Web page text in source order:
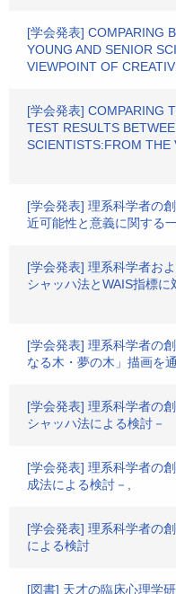
[学会発表] COMPARING
YOUNG AND SENIOR
VIEWPOINT OF
[学会発表] COMPARING
TEST RESULTS
SCIENTISTS:FROM THE
[学会発表] 理系科学者の
近可能性と意義に関する
[学会発表] 理系科学者お
シャッハ法とWAIS指標
[学会発表] 理系科学者の
なる木・夢の木」描画を
[学会発表] 理系科学者の
シャッハ法による検討－
[学会発表] 理系科学者の
成法による検討－,
[学会発表] 理系科学者の
による検討
[図書] 天才の臨床心理学